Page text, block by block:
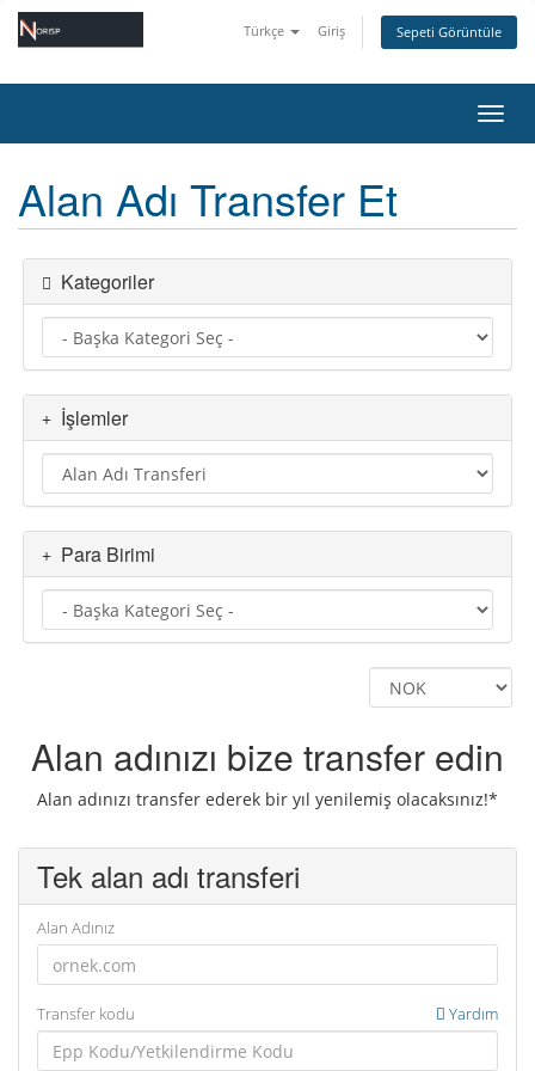
Türkçe Giriş Sepeti Görüntüle
Alan Adı Transfer Et
Kategoriler
İşlemler
Para Birimi
Alan adınızı bize transfer edin
Alan adınızı transfer ederek bir yıl yenilemiş olacaksınız!*
Tek alan adı transferi
Alan Adınız
Transfer kodu Yardım